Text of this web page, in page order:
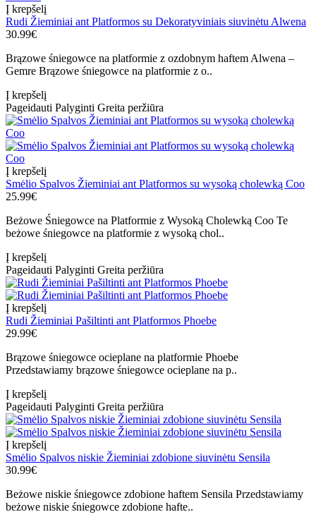
Į krepšelį
Rudi Žieminiai ant Platformos su Dekoratyviniais siuvinėtu Alwena
30.99€
Brązowe śniegowce na platformie z ozdobnym haftem Alwena –
Gemre Brązowe śniegowce na platformie z o..
Į krepšelį
Pageidauti Palyginti Greita peržiūra
Į krepšelį
Smėlio Spalvos Žieminiai ant Platformos su wysoką cholewką Coo
25.99€
Beżowe Śniegowce na Platformie z Wysoką Cholewką Coo Te
beżowe śniegowce na platformie z wysoką chol..
Į krepšelį
Pageidauti Palyginti Greita peržiūra
Į krepšelį
Rudi Žieminiai Pašiltinti ant Platformos Phoebe
29.99€
Brązowe śniegowce ocieplane na platformie Phoebe
Przedstawiamy brązowe śniegowce ocieplane na p..
Į krepšelį
Pageidauti Palyginti Greita peržiūra
Į krepšelį
Smėlio Spalvos niskie Žieminiai zdobione siuvinėtu Sensila
30.99€
Beżowe niskie śniegowce zdobione haftem Sensila Przedstawiamy
beżowe niskie śniegowce zdobione hafte..